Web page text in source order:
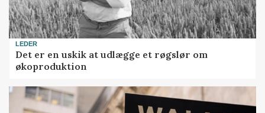
LEDER
Det er en uskik at udlægge et røgslør om
økoproduktion